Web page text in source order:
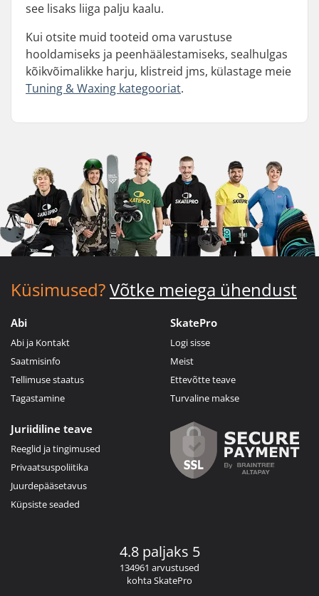
see lisaks liiga palju kaalu.
Kui otsite muid tooteid oma varustuse
hooldamiseks ja peenhäälestamiseks, sealhulgas
kõikvõimalikke harju, klistreid jms, külastage meie
Tuning & Waxing kategooriat.
Küsimused?Võtke meiega ühendust
Abi
Abi ja Kontakt
Saatmisinfo
Tellimuse staatus
Tagastamine
SkatePro
Logi sisse
Meist
Ettevõtte teave
Turvaline makse
Juriidiline teave
Reeglid ja tingimused
Privaatsuspoliitika
Juurdepääsetavus
Küpsiste seaded
4.8 paljaks 5
134961 arvustused
kohta SkatePro